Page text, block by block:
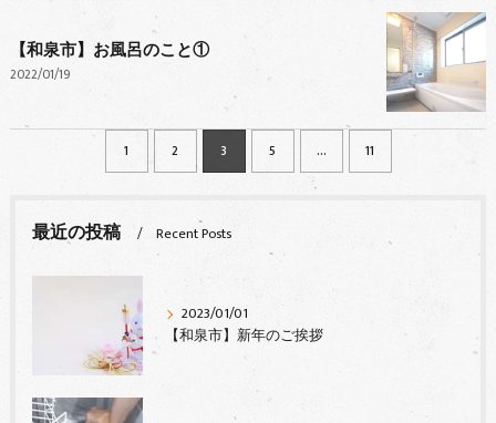
【和泉市】お風呂のこと①
2022/01/19
1 2 3 5 ... 11
最近の投稿 Recent Posts
2023/01/01
【和泉市】新年のご挨拶